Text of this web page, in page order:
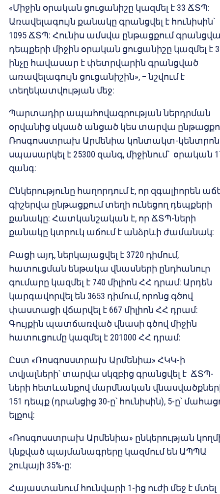
«Միջին օրական ցուցանիշը կազմել է 33 ՃՏՊ:
Առավելագույն քանակը գրանցվել է հունիսին՝
1095 ՃՏՊ: Հունիս ամսվա ընթացքում
դեպքերի միջին օրական ցուցանիշը կազմել է
ինչը հավասար է փետրվարին գրանցված
առավելագույն ցուցանիշին», – նշվում է
տեղեկատվության մեջ:
Պարտադիր ապահովագրության ներդրման
օրվանից սկսած անցած կես տարվա
Ռոսգոսստրախ Արմենիա կոնտակտ-
սպասարկել է 25300 զանգ, միջինում՝ օրական
զանգ:
Ընկերությունը հաղորդում է, որ զգալիորեն
գիշերվա ընթացքում տեղի ունեցող դեպքերի
քանակը: Հատկանշական է, որ ՃՏՊ-ների
քանակը կտրուկ աճում է անձրևի ժամանակ:
Բացի այդ, ներկայացվել է 3720 դիմում,
հատուցման ենթակա վնասների ընդհանուր
գումարը կազմել է 740 միլիոն ՀՀ դրամ: Արդեն
կարգավորվել են 3653 դիմում, որոնց գծով
փաստացի վճարվել է 667 միլիոն ՀՀ դրամ:
Գույքին պատճառված վնասի գծով միջին
հատուցումը կազմել է 201000 ՀՀ դրամ:
Ըստ «Ռոսգոսստրախ Արմենիա» ՀԿԿ-ի
տվյալների՝ տարվա սկզբից գրանցվել է ՃՏՊ-
ների հետևանքով մարմնական
151 դեպք (դրանցից 30-ը՝ հունիսին), 5-ը՝
ելքով:
«Ռոսգոսստրախ Արմենիա» ընկերության
կնքված պայմանագրերը կազմում են ԱՊՊԱ
շուկայի 35%-ը:
Հայաստանում հունվարի 1-ից ուժի մեջ է մտել